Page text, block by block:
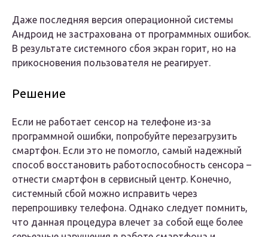
Даже последняя версия операционной системы
Андроид не застрахована от программных ошибок.
В результате системного сбоя экран горит, но на
прикосновения пользователя не реагирует.
Решение
Если не работает сенсор на телефоне из-за
программной ошибки, попробуйте перезагрузить
смартфон. Если это не помогло, самый надежный
способ восстановить работоспособность сенсора –
отнести смартфон в сервисный центр. Конечно,
системный сбой можно исправить через
перепрошивку телефона. Однако следует помнить,
что данная процедура влечет за собой еще более